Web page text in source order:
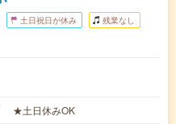
土日祝日が休み 残業なし
★土日休みOK